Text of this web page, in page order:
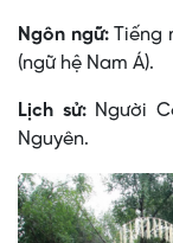
Ngôn ngữ:Tiếng
(ngữ hệ Nam Á).
Lịch sử:Người
Nguyên.